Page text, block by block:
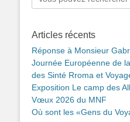
Articles récents
Réponse à Monsieur
Journée Européenne de
des Sinté Rroma et
Exposition Le camp des
Vœux 2026 du MNF
Où sont les «Gens du